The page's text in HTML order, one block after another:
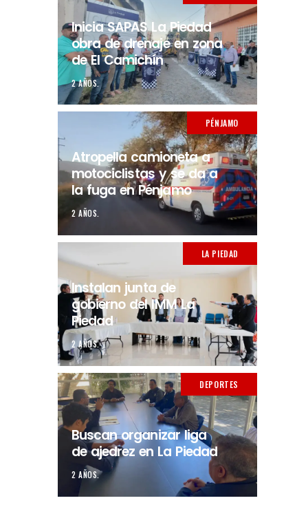
Inicia SAPAS La Piedad
obra de drenaje en zona
de El Camichín
2 AÑOS.
PÉNJAMO
Atropella camioneta a
motociclistas y se da a
la fuga en Pénjamo
2 AÑOS.
LA PIEDAD
Instalan junta de
gobierno del IMM La
Piedad
2 AÑOS.
DEPORTES
Buscan organizar liga
de ajedrez en La Piedad
2 AÑOS.